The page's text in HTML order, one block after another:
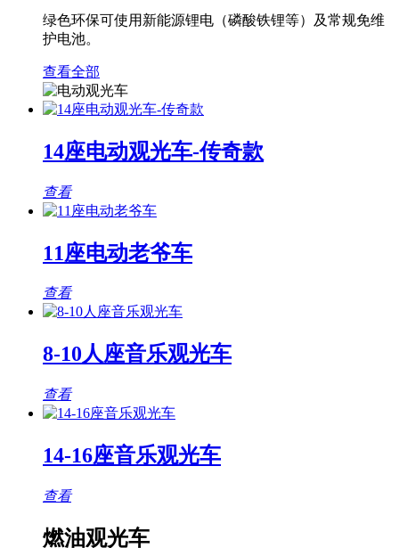
绿色环保可使用新能源锂电（磷酸铁锂等）及常规免维
护电池。
查看全部
14座电动观光车-传奇款
查看
11座电动老爷车
查看
8-10人座音乐观光车
查看
14-16座音乐观光车
查看
燃油观光车